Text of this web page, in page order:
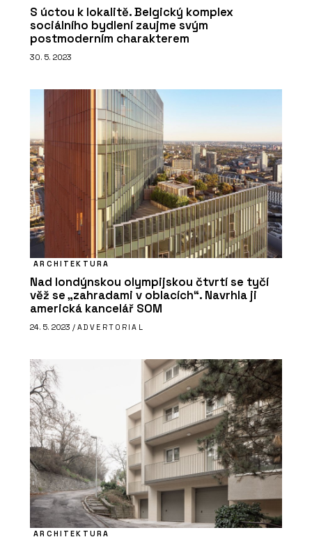
S úctou k lokalitě. Belgický komplex
sociálního bydlení zaujme svým
postmoderním charakterem
30. 5. 2023
ARCHITEKTURA
Nad londýnskou olympijskou čtvrtí se tyčí
věž se „zahradami v oblacích“. Navrhla ji
americká kancelář SOM
24. 5. 2023 / ADVERTORIAL
ARCHITEKTURA